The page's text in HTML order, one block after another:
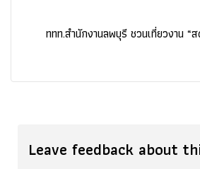
ททท.สำนักงานลพบุรี ชวนเที่ยวงาน “
Leave feedback about